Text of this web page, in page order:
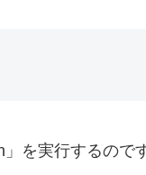
を実行するので